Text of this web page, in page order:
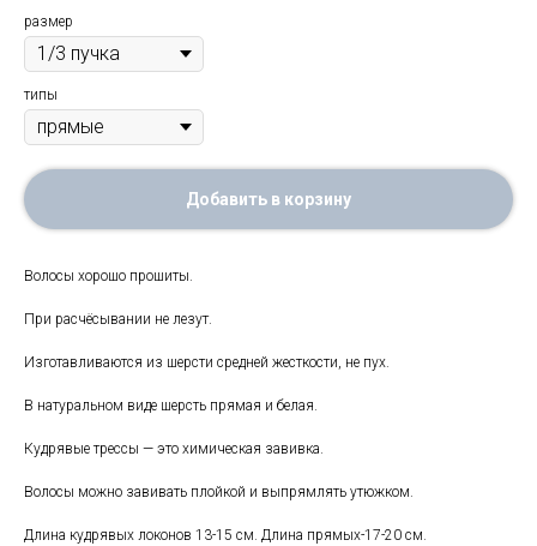
размер
типы
Добавить в корзину
Волосы хорошо прошиты.
При расчёсывании не лезут.
Изготавливаются из шерсти средней жесткости, не пух.
В натуральном виде шерсть прямая и белая.
Кудрявые трессы — это химическая завивка.
Волосы можно завивать плойкой и выпрямлять утюжком.
Длина кудрявых локонов 13-15 см. Длина прямых-17-20 см.